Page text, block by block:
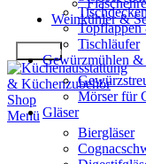
Weinkühler &
Suchen
Menü
Topflappen
Tischläufer
Gewürzmühlen &
Mörser für
Gläser
Biergläser